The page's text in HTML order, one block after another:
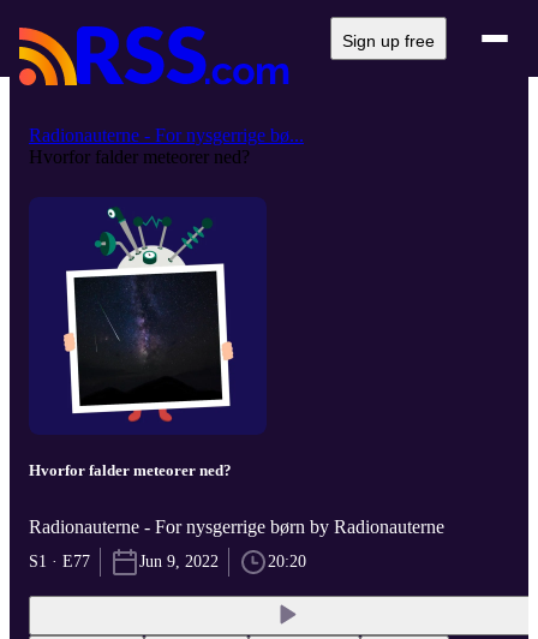
Sign up free
Radionauterne - For nysgerrige bø...
Hvorfor falder meteorer ned?
Hvorfor falder meteorer ned?
Radionauterne - For nysgerrige børn by Radionauterne
S1 · E77 Jun 9, 2022 20:20